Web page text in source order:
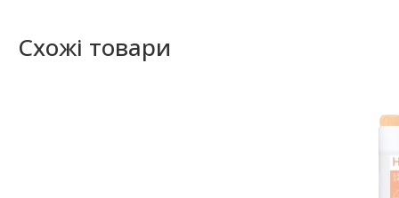
Схожі товари